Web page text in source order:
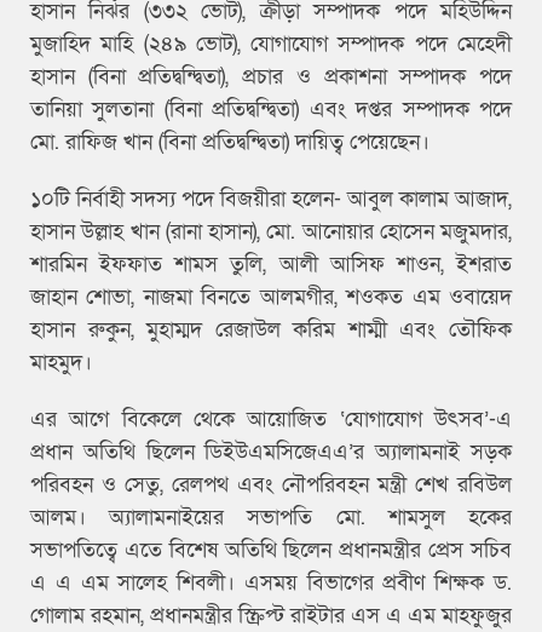
হাসান নির্ঝর (৩৩২ ভোট), ক্রীড়া সম্পাদক পদে মহিউদ্দিন
মুজাহিদ মাহি (২৪৯ ভোট), যোগাযোগ সম্পাদক পদে মেহেদী
হাসান (বিনা প্রতিদ্বন্দ্বিতা), প্রচার ও প্রকাশনা সম্পাদক পদে
তানিয়া সুলতানা (বিনা প্রতিদ্বন্দ্বিতা) এবং দপ্তর সম্পাদক পদে
মো. রাফিজ খান (বিনা প্রতিদ্বন্দ্বিতা) দায়িত্ব পেয়েছেন।
১০টি নির্বাহী সদস্য পদে বিজয়ীরা হলেন- আবুল কালাম আজাদ,
হাসান উল্লাহ খান (রানা হাসান), মো. আনোয়ার হোসেন মজুমদার,
শারমিন ইফফাত শামস তুলি, আলী আসিফ শাওন, ইশরাত
জাহান শোভা, নাজমা বিনতে আলমগীর, শওকত এম ওবায়েদ
হাসান রুকুন, মুহাম্মদ রেজাউল করিম শাম্মী এবং তৌফিক
মাহমুদ।
এর আগে বিকেলে থেকে আয়োজিত ‘যোগাযোগ উৎসব’-এ
প্রধান অতিথি ছিলেন ডিইউএমসিজেএএ’র অ্যালামনাই সড়ক
পরিবহন ও সেতু, রেলপথ এবং নৌপরিবহন মন্ত্রী শেখ রবিউল
আলম। অ্যালামনাইয়ের সভাপতি মো. শামসুল হকের
সভাপতিত্বে এতে বিশেষ অতিথি ছিলেন প্রধানমন্ত্রীর প্রেস সচিব
এ এ এম সালেহ শিবলী। এসময় বিভাগের প্রবীণ শিক্ষক ড.
গোলাম রহমান, প্রধানমন্ত্রীর স্ক্রিপ্ট রাইটার এস এ এম মাহফুজুর